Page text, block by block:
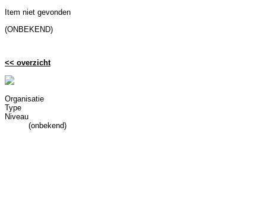
Item niet gevonden
(ONBEKEND)
<< overzicht
Organisatie
Type
Niveau
(onbekend)